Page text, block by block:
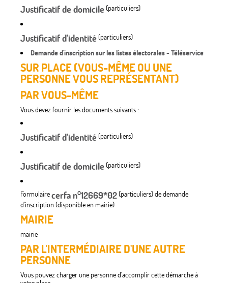
Justificatif de domicile(particuliers)
Justificatif d'identité(particuliers)
Demande d'inscription sur les listes électorales - Téléservice
SUR PLACE (VOUS-MÊME OU UNE
PERSONNE VOUS REPRÉSENTANT)
PAR VOUS-MÊME
Vous devez fournir les documents suivants :
Justificatif d'identité(particuliers)
Justificatif de domicile(particuliers)
Formulairecerfa n°12669*02(particuliers) de demande
d'inscription (disponible en mairie)
MAIRIE
mairie
PAR L'INTERMÉDIAIRE D'UNE AUTRE
PERSONNE
Vous pouvez charger une personne d'accomplir cette démarche à